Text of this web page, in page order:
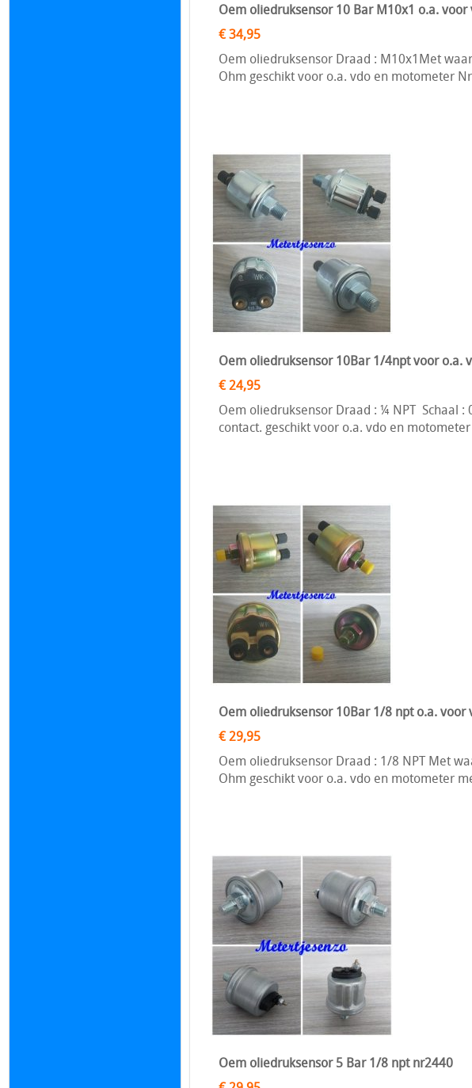
Oem oliedruksensor 10 Bar M10x1 o.a.
€ 34,95
Oem oliedruksensor Draad : M10x1Met
Ohm geschikt voor o.a. vdo en motometer
Oem oliedruksensor 10Bar 1/4npt voor o.a.
€ 24,95
Oem oliedruksensor Draad : ¼ NPT Schaal
contact. geschikt voor o.a. vdo en
Oem oliedruksensor 10Bar 1/8 npt o.a.
€ 29,95
Oem oliedruksensor Draad : 1/8 NPT Met
Ohm geschikt voor o.a. vdo en motometer
Oem oliedruksensor 5 Bar 1/8 npt nr2440